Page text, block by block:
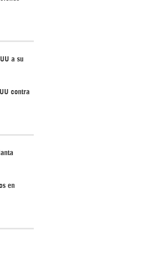
a su
contra
en